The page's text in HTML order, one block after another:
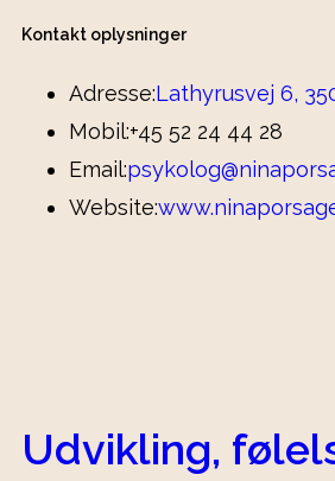
Kontakt oplysninger
Adresse:Lathyrusvej 6,
Mobil:+45 52 24 44 28
Email:
Website:
Udvikling,